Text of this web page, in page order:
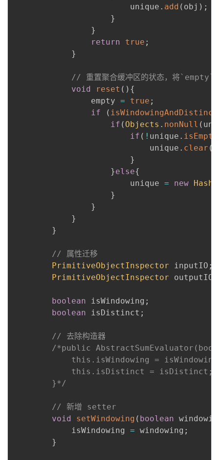
                        unique
. add ( obj ) ;
}
}
return
true ;
}
// 重置聚合缓冲区的状态，将
void
reset ( ) {
                empty
= true ;
if
( isWindowingAndDistinct
if ( Objects . nonNull (
if ( ! unique . isEmpty
                            unique
. clear (
}
}else{
                        unique
= new
}
}
}
}
// 属性迁移
PrimitiveObjectInspector inputIO ;
PrimitiveObjectInspector outputIO
boolean isWindowing ;
boolean isDistinct ;
// 去除构造器
/*public
this.isWindowing =
            this.isDistinct = isDistinct;
        }*/
// 新增 setter
void
setWindowing ( boolean
            isWindowing
= windowing ;
}